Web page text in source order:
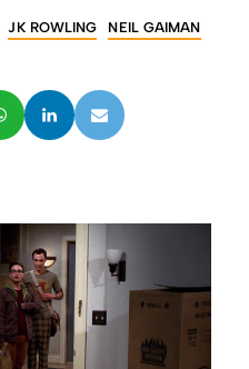
JK ROWLING
NEIL GAIMAN